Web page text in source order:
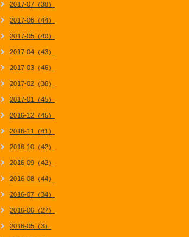
2017-07（38）
2017-06（44）
2017-05（40）
2017-04（43）
2017-03（46）
2017-02（36）
2017-01（45）
2016-12（45）
2016-11（41）
2016-10（42）
2016-09（42）
2016-08（44）
2016-07（34）
2016-06（27）
2016-05（3）